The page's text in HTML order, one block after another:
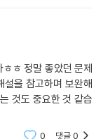
ㅎ 정말 좋았던 문제
을 참고하며 보완해
것도 중요한 것 같습
0 댓글0